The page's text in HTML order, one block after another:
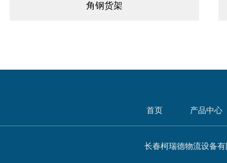
角钢货架
首页 产品中心
长春柯瑞德物流设备